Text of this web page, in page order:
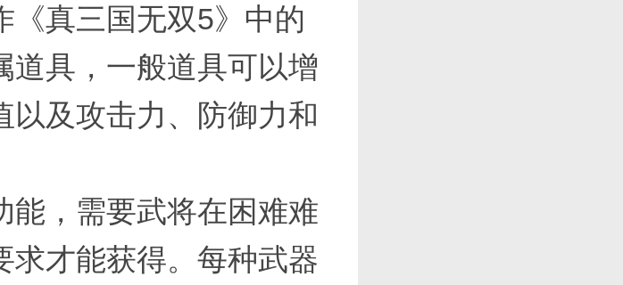
《真三国无双5》中的
道具，一般道具可以增
以及攻击力、防御力和
能，需要武将在困难难
求才能获得。每种武器